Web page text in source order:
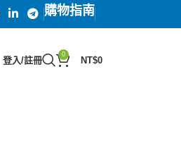
購物指南
登入/註冊
0
NT$0